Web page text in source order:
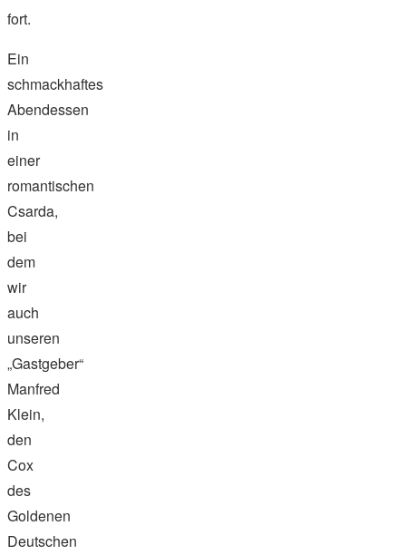
fort.
Ein
schmackhaftes
Abendessen
in
einer
romantischen
Csarda,
bei
dem
wir
auch
unseren
„Gastgeber“
Manfred
Klein,
den
Cox
des
Goldenen
Deutschen